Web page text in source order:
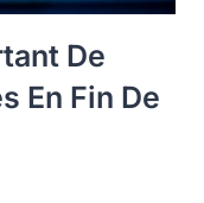
De
En Fin De